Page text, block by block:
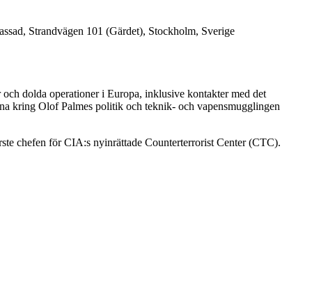
Strandvägen 101 (Gärdet), Stockholm, Sverige
dolda operationer i Europa, inklusive kontakter med det
kring Olof Palmes politik och teknik- och vapensmugglingen
chefen för CIA:s nyinrättade Counterterrorist Center (CTC).